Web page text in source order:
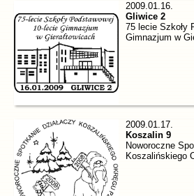
2009.01.16.
Gliwice 2
75 lecie Szkoły
Gimnazjum w
2009.01.17.
Koszalin 9
Noworoczne
Koszalińskiego